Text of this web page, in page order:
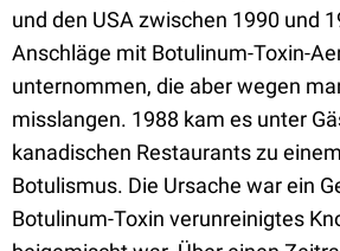
und den USA zwischen 1990 und
Anschläge mit Botulinum-Toxin-
unternommen, die aber wegen
misslangen. 1988 kam es unter
kanadischen Restaurants zu
Botulismus. Die Ursache war ein
Botulinum-Toxin verunreinigtes